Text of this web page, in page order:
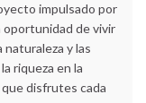
impulsado por
oportunidad de vivir
y las
riqueza en la
disfrutes cada